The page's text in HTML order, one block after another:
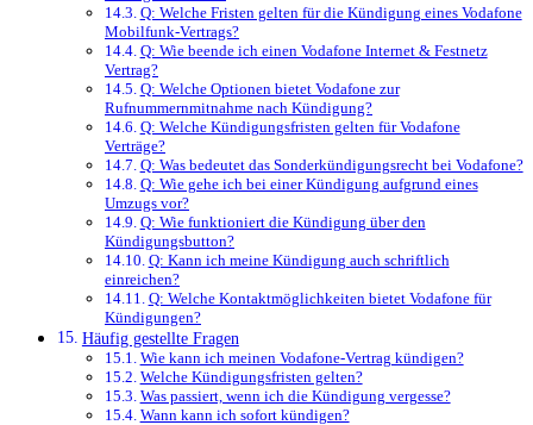
Q: Welche Fristen gelten für die Kündigung eines Vodafone
Mobilfunk-Vertrags?
Q: Wie beende ich einen Vodafone Internet & Festnetz
Vertrag?
Q: Welche Optionen bietet Vodafone zur
Rufnummernmitnahme nach Kündigung?
Q: Welche Kündigungsfristen gelten für Vodafone
Verträge?
Q: Was bedeutet das Sonderkündigungsrecht bei Vodafone?
Q: Wie gehe ich bei einer Kündigung aufgrund eines
Umzugs vor?
Q: Wie funktioniert die Kündigung über den
Kündigungsbutton?
Q: Kann ich meine Kündigung auch schriftlich
einreichen?
Q: Welche Kontaktmöglichkeiten bietet Vodafone für
Kündigungen?
Häufig gestellte Fragen
Wie kann ich meinen Vodafone-Vertrag kündigen?
Welche Kündigungsfristen gelten?
Was passiert, wenn ich die Kündigung vergesse?
Wann kann ich sofort kündigen?